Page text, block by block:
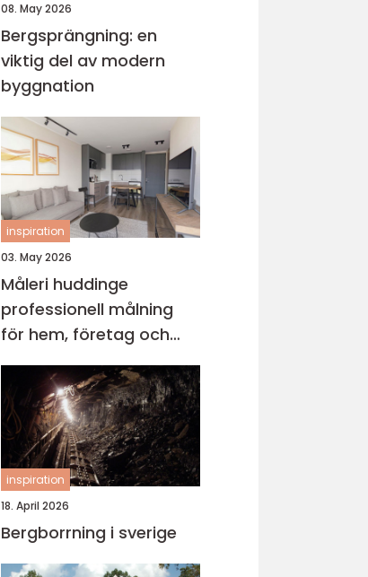
08. May 2026
Bergsprängning: en
viktig del av modern
byggnation
inspiration
03. May 2026
Måleri huddinge
professionell målning
för hem, företag och
föreningar
inspiration
18. April 2026
Bergborrning i sverige